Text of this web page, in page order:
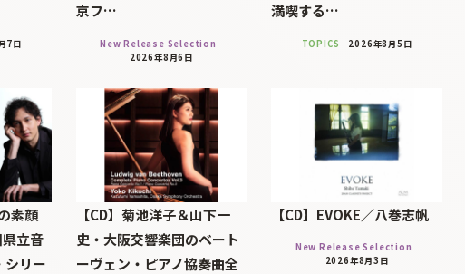
7日
京フ…
New Release Selection
2026年8月6日
満喫する…
TOPICS 2026年8月5日
素顔
立音
シリー
【CD】菊池洋子＆山下一
史・大阪交響楽団のベート
ーヴェン・ピアノ協奏曲全
【CD】EVOKE／八巻志帆
New Release Selection
2026年8月3日